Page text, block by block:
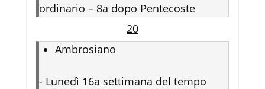
ordinario – 8a dopo Pentecoste
20
Ambrosiano
- Lunedì 16a settimana del tempo